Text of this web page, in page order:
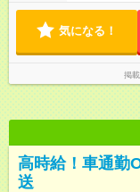
気になる！
掲
高時給！車通勤
送